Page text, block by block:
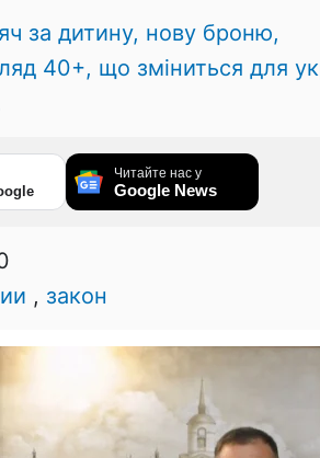
за дитину, нову броню,
40+, що зміниться для
Читайте нас у
Google News
, закон